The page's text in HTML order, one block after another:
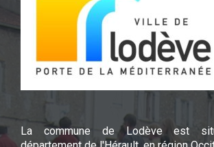
La commune de Lodève est